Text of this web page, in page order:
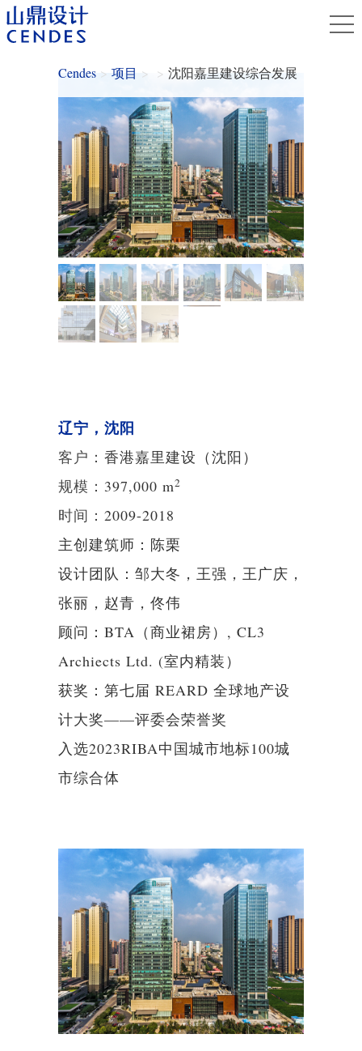
Cendes > 项目 > > 沈阳嘉里建设综合发展
辽宁，沈阳
客户： 香港嘉里建设（沈阳）
规模： 397,000 m2
时间： 2009-2018
主创建筑师：陈栗
设计团队：邹大冬，王强，王广庆，
张丽，赵青，佟伟
顾问：BTA（商业裙房）, CL3
Archiects Ltd. (室内精装）
获奖：第七届 REARD 全球地产设
计大奖——评委会荣誉奖
入选2023RIBA中国城市地标100城
市综合体